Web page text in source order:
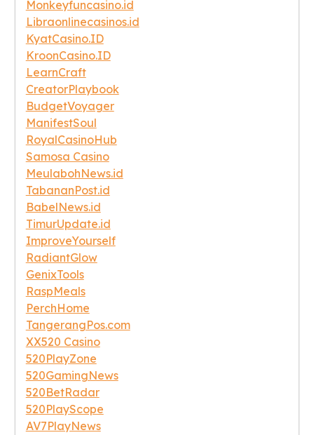
Monkeyfuncasino.id
Libraonlinecasinos.id
KyatCasino.ID
KroonCasino.ID
LearnCraft
CreatorPlaybook
BudgetVoyager
ManifestSoul
RoyalCasinoHub
Samosa Casino
MeulabohNews.id
TabananPost.id
BabelNews.id
TimurUpdate.id
ImproveYourself
RadiantGlow
GenixTools
RaspMeals
PerchHome
TangerangPos.com
XX520 Casino
520PlayZone
520GamingNews
520BetRadar
520PlayScope
AV7PlayNews